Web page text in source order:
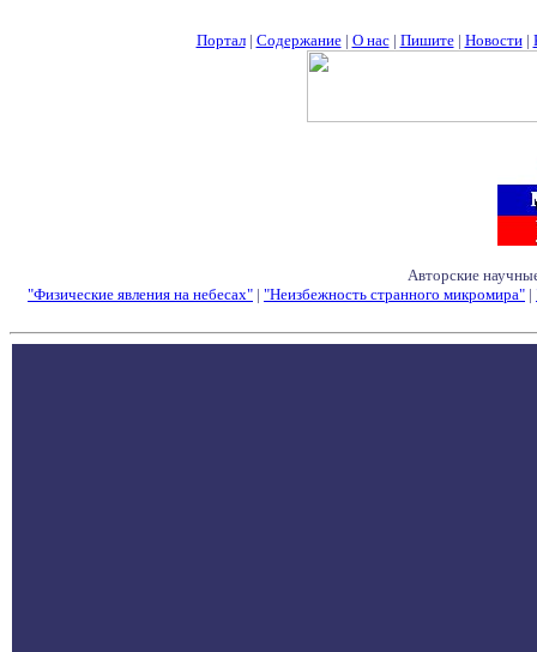
Портал| Содержание| О нас| Пишите| Новости|
Авторские
"Физические явления на небесах" | "Неизбежность странного микромира" |